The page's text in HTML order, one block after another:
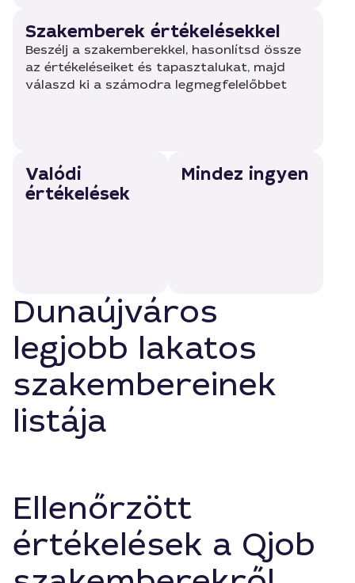
Szakemberek értékelésekkel
Beszélj a szakemberekkel, hasonlítsd össze
az értékeléseiket és tapasztalukat, majd
válaszd ki a számodra legmegfelelőbbet
Valódi
értékelések
Mindez ingyen
Dunaújváros
legjobb lakatos
szakembereinek
listája
Ellenőrzött
értékelések a Qjob